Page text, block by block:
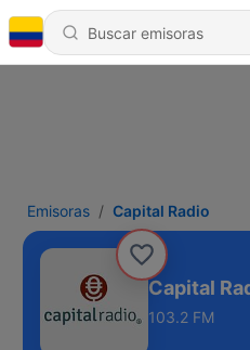
Emisoras Capital Radio
Capital
103.2 FM